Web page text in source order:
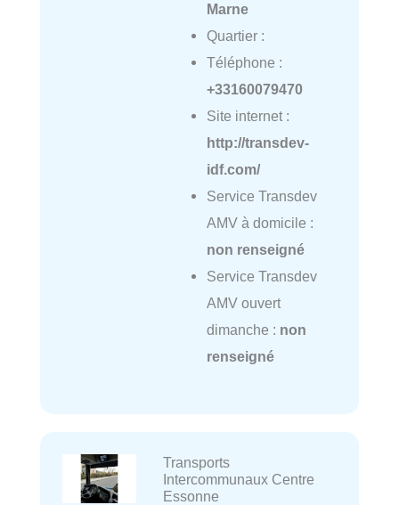
Marne
Quartier :
Téléphone :
+33160079470
Site internet :
http://transdev-
idf.com/
Service Transdev
AMV à domicile :
non renseigné
Service Transdev
AMV ouvert
dimanche : non
renseigné
Transports
Intercommunaux Centre
Essonne